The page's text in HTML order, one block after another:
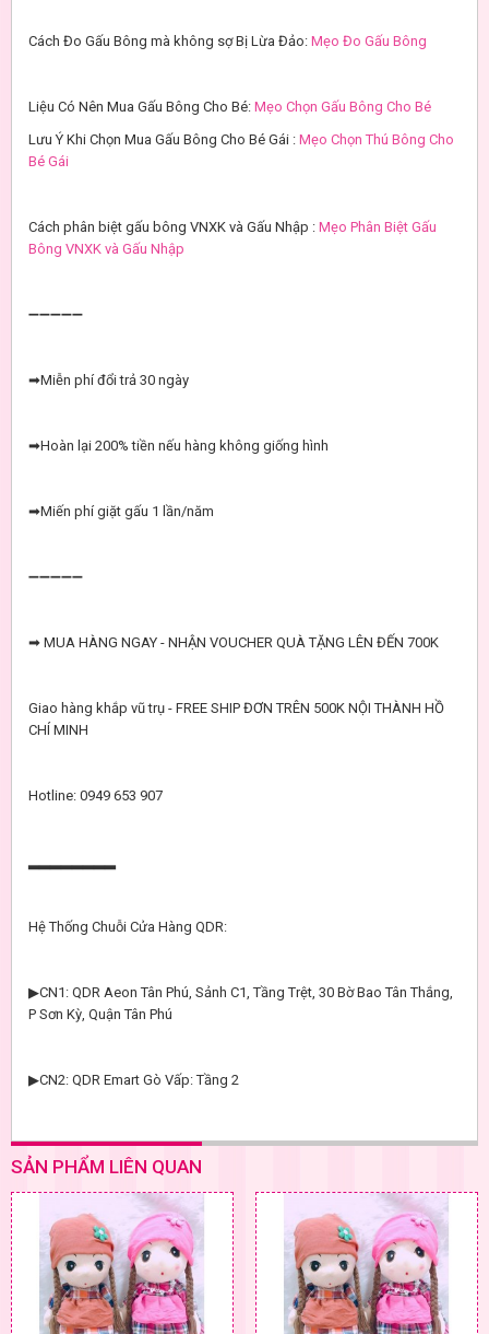
Cách Đo Gấu Bông mà không sợ Bị Lừa Đảo: Mẹo Đo Gấu Bông
Liệu Có Nên Mua Gấu Bông Cho Bé: Mẹo Chọn Gấu Bông Cho Bé
Lưu Ý Khi Chọn Mua Gấu Bông Cho Bé Gái : Mẹo Chọn Thú Bông Cho
Bé Gái
Cách phân biệt gấu bông VNXK và Gấu Nhập : Mẹo Phân Biệt Gấu
Bông VNXK và Gấu Nhập
➖➖➖➖➖
➡Miễn phí đổi trả 30 ngày
➡Hoàn lại 200% tiền nếu hàng không giống hình
➡Miến phí giặt gấu 1 lần/năm
➖➖➖➖➖
➡ MUA HÀNG NGAY - NHẬN VOUCHER QUÀ TẶNG LÊN ĐẾN 700K
Giao hàng khắp vũ trụ - FREE SHIP ĐƠN TRÊN 500K NỘI THÀNH HỒ
CHÍ MINH
Hotline: 0949 653 907
▂▂▂▂▂▂▂▂
Hệ Thống Chuỗi Cửa Hàng QDR:
▶CN1: QDR Aeon Tân Phú, Sảnh C1, Tầng Trệt, 30 Bờ Bao Tân Thắng,
P Sơn Kỳ, Quận Tân Phú
▶CN2: QDR Emart Gò Vấp: Tầng 2
SẢN PHẨM LIÊN QUAN